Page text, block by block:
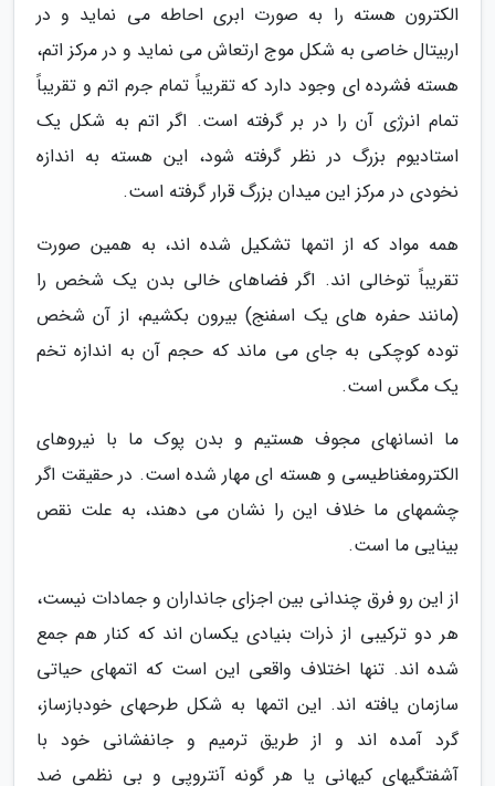
الکترون هسته را به صورت ابری احاطه می نماید و در
اربیتال خاصی به شکل موج ارتعاش می نماید و در مرکز اتم،
هسته فشرده ای وجود دارد که تقریباً تمام جرم اتم و تقریباً
تمام انرژی آن را در بر گرفته است. اگر اتم به شکل یک
استادیوم بزرگ در نظر گرفته شود، این هسته به اندازه
نخودی در مرکز این میدان بزرگ قرار گرفته است.
همه مواد که از اتمها تشکیل شده اند، به همین صورت
تقریباً توخالی اند. اگر فضاهای خالی بدن یک شخص را
(مانند حفره های یک اسفنج) بیرون بکشیم، از آن شخص
توده کوچکی به جای می ماند که حجم آن به اندازه تخم
یک مگس است.
ما انسانهای مجوف هستیم و بدن پوک ما با نیروهای
الکترومغناطیسی و هسته ای مهار شده است. در حقیقت اگر
چشمهای ما خلاف این را نشان می دهند، به علت نقص
بینایی ما است.
از این رو فرق چندانی بین اجزای جانداران و جمادات نیست،
هر دو ترکیبی از ذرات بنیادی یکسان اند که کنار هم جمع
شده اند. تنها اختلاف واقعی این است که اتمهای حیاتی
سازمان یافته اند. این اتمها به شکل طرحهای خودبازساز،
گرد آمده اند و از طریق ترمیم و جانفشانی خود با
آشفتگیهای کیهانی یا هر گونه آنتروپی و بی نظمی ضد